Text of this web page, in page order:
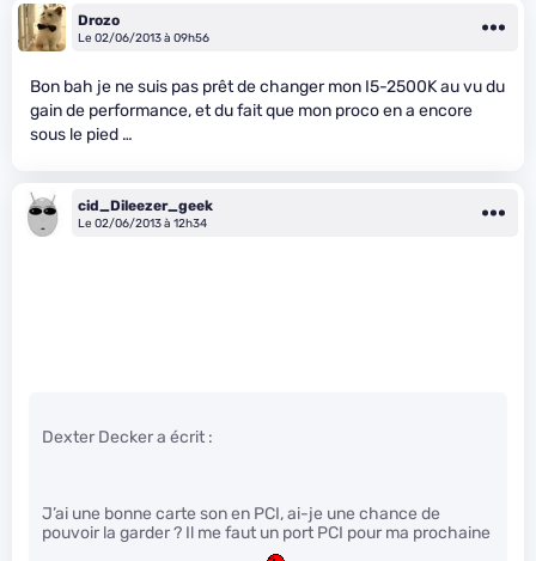
Drozo
Le 02/06/2013 à 09h56
Bon bah je ne suis pas prêt de changer mon I5-2500K au vu du
gain de performance, et du fait que mon proco en a encore
sous le pied …
cid_Dileezer_geek
Le 02/06/2013 à 12h34
Dexter Decker a écrit :
J’ai une bonne carte son en PCI, ai-je une chance de
pouvoir la garder ? Il me faut un port PCI pour ma prochaine